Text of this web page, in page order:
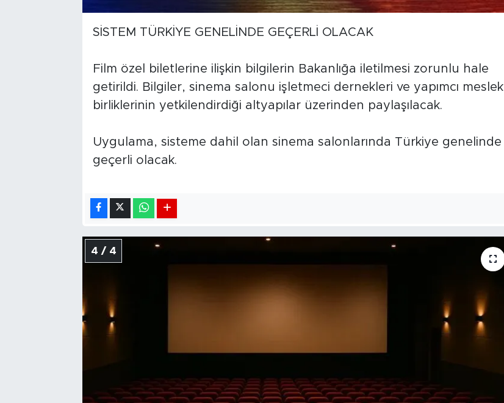
SİSTEM TÜRKİYE GENELİNDE GEÇERLİ OLACAK
Film özel biletlerine ilişkin bilgilerin Bakanlığa iletilmesi zorunlu hale
getirildi. Bilgiler, sinema salonu işletmeci dernekleri ve yapımcı meslek
birliklerinin yetkilendirdiği altyapılar üzerinden paylaşılacak.
Uygulama, sisteme dahil olan sinema salonlarında Türkiye genelinde
geçerli olacak.
4 / 4